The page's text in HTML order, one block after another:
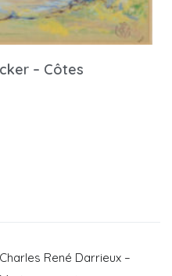
– Côtes
Charles René Darrieux –